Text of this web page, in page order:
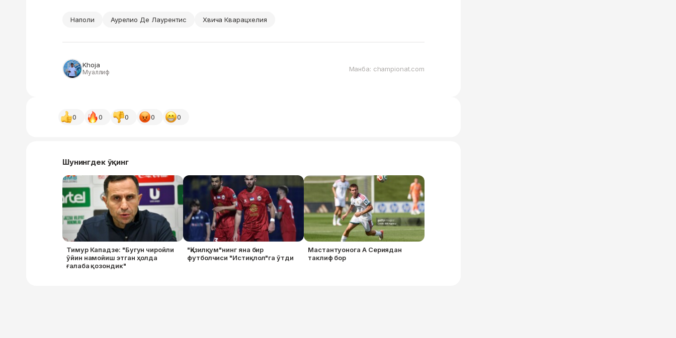
Наполи Аурелио Де Лаурентис Хвича Кварацхелия
Khoja
Муаллиф Манба: championat.com
0 0 0 0 0
Шунингдек ўқинг
Тимур Кападзе: "Бугун чиройли
ўйин намойиш этган ҳолда
ғалаба қозондик"
"Қизилқум"нинг яна бир
футболчиси "Истиқлол"га ўтди
Мастантуонога А Сериядан
таклиф бор